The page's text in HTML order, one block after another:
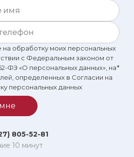
на обработку моих персональных
с Федеральным законом от
ФЗ «О персональных данных», на
определенных в Согласии на
персональных данных
*
805-52-81
10 минут